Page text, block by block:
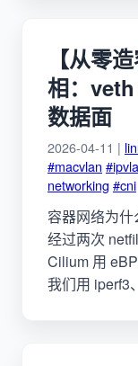
【从零
相：
数据面
2026-04-11 |
#macvlan
networking #cni
容器网络为
经过两次
Cilium 用
我们用 iperf3